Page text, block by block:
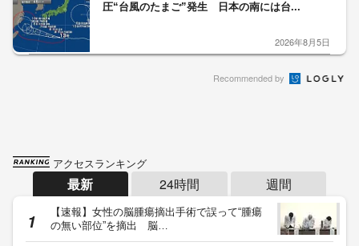
圧“台風のたまご”発生 日本の南には台...
2026年8月5日
Recommended by
アクセスランキング
最新 24時間 週間
【速報】女性の脳腫瘍摘出手術で誤って“腫瘍
の無い部位”を摘出 脳…